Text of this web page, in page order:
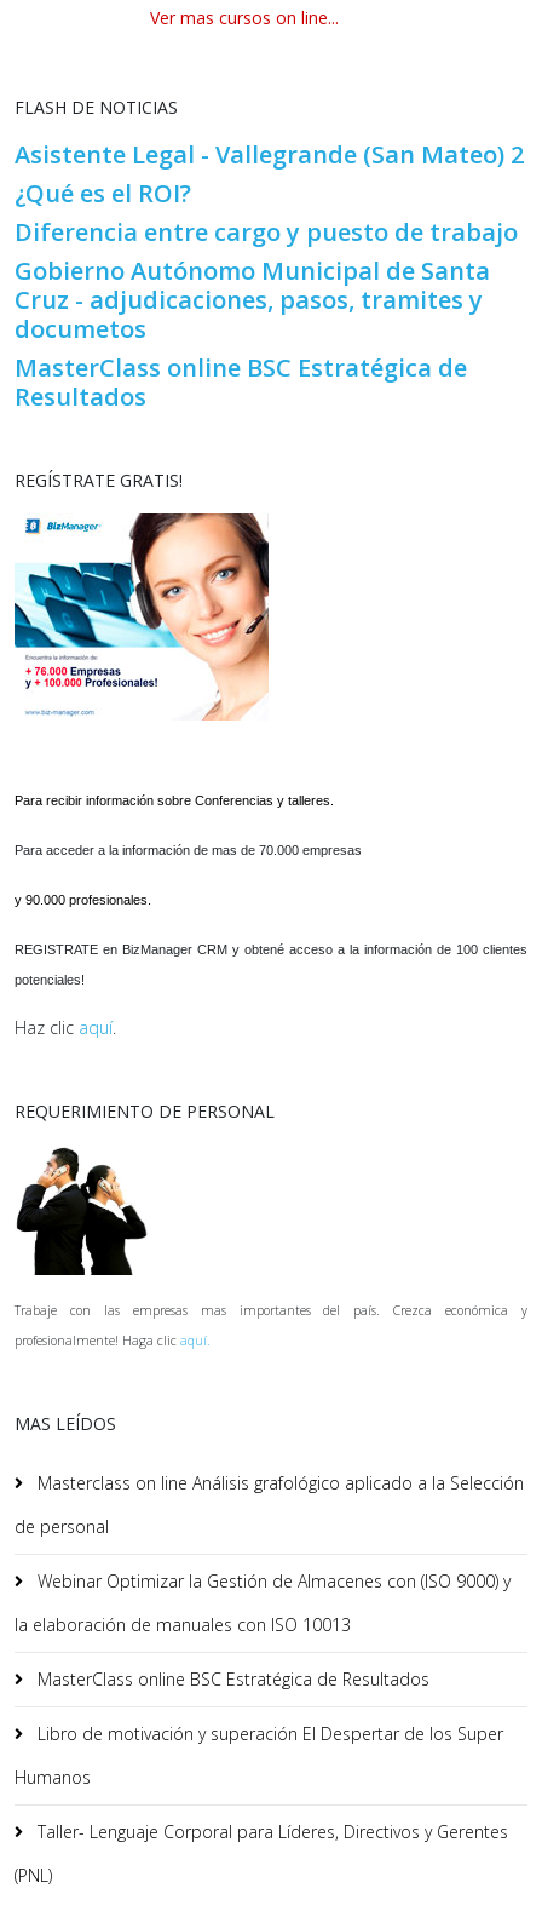
Ver mas cursos on line...
FLASH DE NOTICIAS
Asistente Legal - Vallegrande (San Mateo) 2
¿Qué es el ROI?
Diferencia entre cargo y puesto de trabajo
Gobierno Autónomo Municipal de Santa
Cruz - adjudicaciones, pasos, tramites y
documetos
MasterClass online BSC Estratégica de
Resultados
REGÍSTRATE GRATIS!
Para recibir información sobre Conferencias y talleres.
Para acceder a la información de mas de 70.000 empresas
y 90.000 profesionales.
REGISTRATE en BizManager CRM y obtené acceso a la información de 100 clientes
potenciales!
Haz clic aquí.
REQUERIMIENTO DE PERSONAL
Trabaje con las empresas mas importantes del país. Crezca económica y
profesionalmente! Haga clic aquí.
MAS LEÍDOS
Masterclass on line Análisis grafológico aplicado a la Selección
de personal
Webinar Optimizar la Gestión de Almacenes con (ISO 9000) y
la elaboración de manuales con ISO 10013
MasterClass online BSC Estratégica de Resultados
Libro de motivación y superación El Despertar de los Super
Humanos
Taller- Lenguaje Corporal para Líderes, Directivos y Gerentes
(PNL)